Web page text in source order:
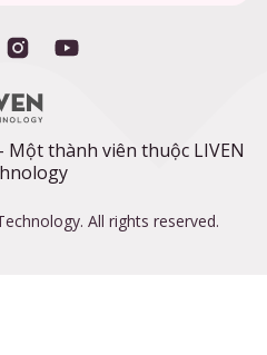
Một thành viên thuộc LIVEN
All rights reserved.